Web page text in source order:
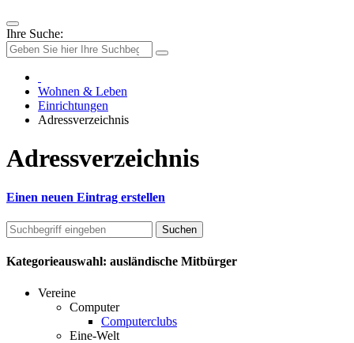
Ihre Suche:
Wohnen & Leben
Einrichtungen
Adressverzeichnis
Adressverzeichnis
Einen neuen Eintrag erstellen
Kategorieauswahl: ausländische Mitbürger
Vereine
Computer
Computerclubs
Eine-Welt